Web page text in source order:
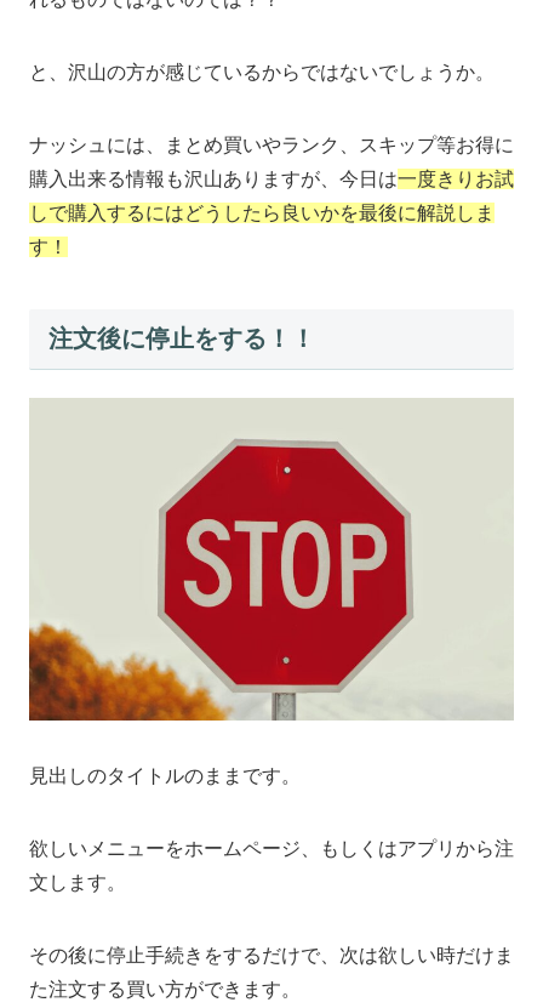
と、沢山の方が感じているからではないでしょうか。
ナッシュには、まとめ買いやランク、スキップ等お得に
購入出来る情報も沢山ありますが、今日は一度きりお試
しで購入するにはどうしたら良いかを最後に解説しま
す！
注文後に停止をする！！
見出しのタイトルのままです。
欲しいメニューをホームページ、もしくはアプリから注
文します。
その後に停止手続きをするだけで、次は欲しい時だけま
た注文する買い方ができます。